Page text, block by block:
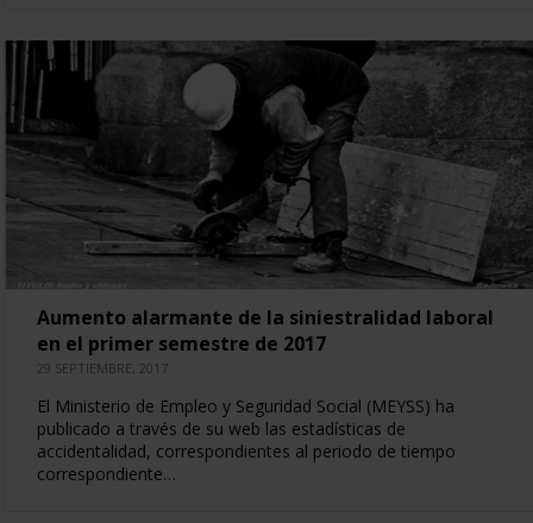
Aumento alarmante de la siniestralidad laboral
en el primer semestre de 2017
29 SEPTIEMBRE, 2017
El Ministerio de Empleo y Seguridad Social (MEYSS) ha
publicado a través de su web las estadísticas de
accidentalidad, correspondientes al periodo de tiempo
correspondiente…